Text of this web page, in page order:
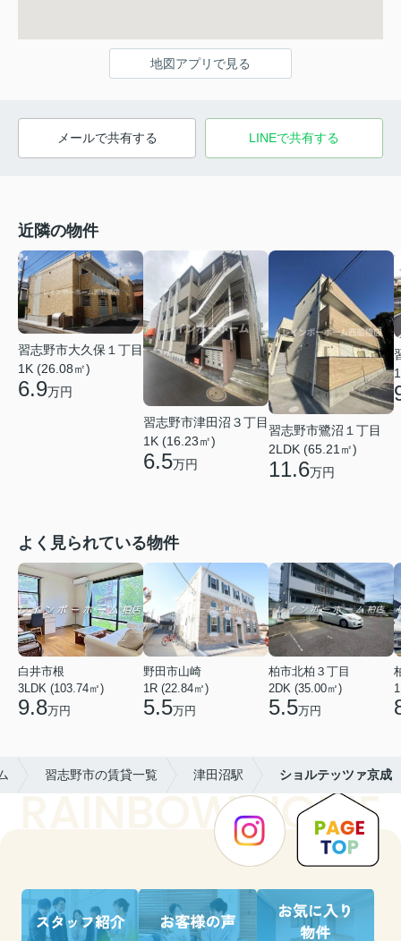
地図アプリで見る
メールで共有する LINEで共有する
近隣の物件
習志野市大久保１丁目
1K (26.08㎡)
6.9万円
習志野市津田沼３丁目
1K (16.23㎡)
6.5万円
習志野市鷺沼１丁目
2LDK (65.21㎡)
11.6万円
よく見られている物件
白井市根
3LDK (103.74㎡)
9.8万円
野田市山崎
1R (22.84㎡)
5.5万円
柏市北柏３丁目
2DK (35.00㎡)
5.5万円
習志野市の賃貸一覧 津田沼駅 ショルテッツァ京成